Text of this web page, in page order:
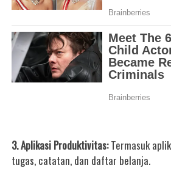
3. Aplikasi Produktivitas:Termasuk
tugas, catatan, dan daftar belanja.